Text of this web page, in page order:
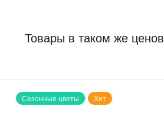
Товары в таком же
Сезонные цветы Хит